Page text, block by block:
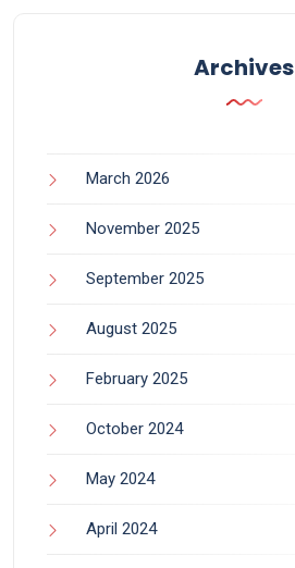
Archives
March 2026
November 2025
September 2025
August 2025
February 2025
October 2024
May 2024
April 2024